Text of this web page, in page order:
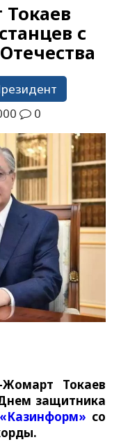
с
0
Жомарт Токаев
защитника
«Казинформ» со